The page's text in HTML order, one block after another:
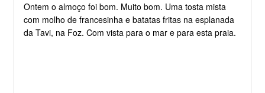
Ontem o almoço foi bom. Muito bom. Uma tosta mista
com molho de francesinha e batatas fritas na esplanada
da Tavi, na Foz. Com vista para o mar e para esta praia.